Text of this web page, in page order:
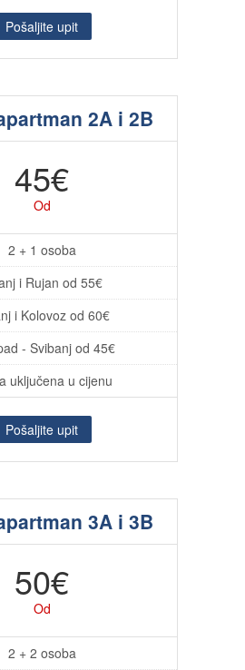
Pošaljite upit
2A i 2B
45€
Od
2 + 1 osoba
i Rujan od 55€
i Kolovoz od 60€
- Svibanj od 45€
uključena u cijenu
Pošaljite upit
3A i 3B
50€
Od
2 + 2 osoba